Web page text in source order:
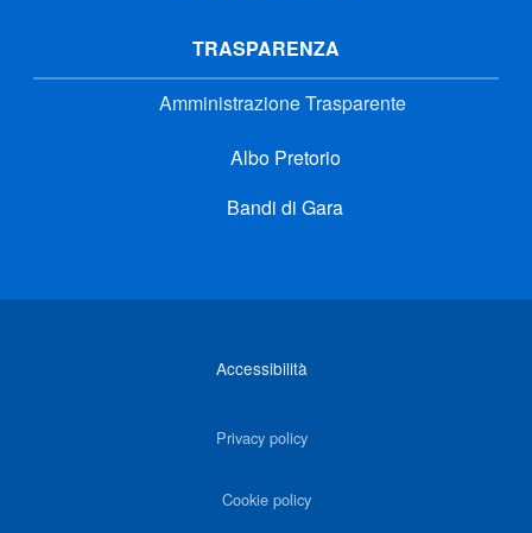
TRASPARENZA
Amministrazione Trasparente
Albo Pretorio
Bandi di Gara
Accessibilità
Privacy policy
Cookie policy